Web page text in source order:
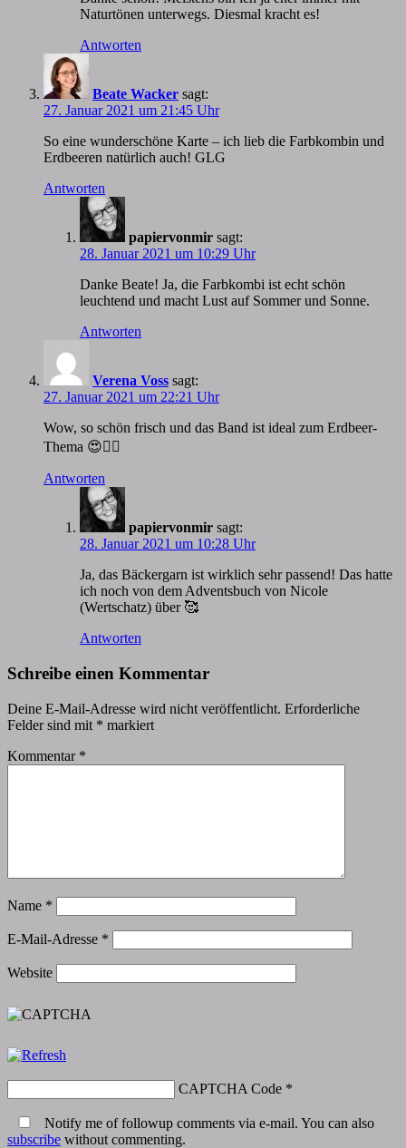
Naturtönen unterwegs. Diesmal kracht es!
Antworten
Beate Wacker sagt:
27. Januar 2021 um 21:45 Uhr
So eine wunderschöne Karte – ich lieb die Farbkombin und
Erdbeeren natürlich auch! GLG
Antworten
papiervonmir sagt:
28. Januar 2021 um 10:29 Uhr
Danke Beate! Ja, die Farbkombi ist echt schön
leuchtend und macht Lust auf Sommer und Sonne.
Antworten
Verena Voss sagt:
27. Januar 2021 um 22:21 Uhr
Wow, so schön frisch und das Band ist ideal zum Erdbeer-
Thema 😍👍🏻
Antworten
papiervonmir sagt:
28. Januar 2021 um 10:28 Uhr
Ja, das Bäckergarn ist wirklich sehr passend! Das hatte
ich noch von dem Adventsbuch von Nicole
(Wertschatz) über 🥰
Antworten
Schreibe einen Kommentar
Deine E-Mail-Adresse wird nicht veröffentlicht. Erforderliche
Felder sind mit * markiert
Kommentar *
Name *
E-Mail-Adresse *
Website
CAPTCHA Code *
Notify me of followup comments via e-mail. You can also
subscribe without commenting.